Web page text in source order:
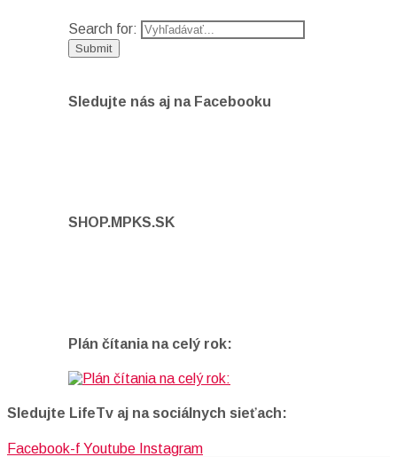
Search for:
Sledujte nás aj na Facebooku
SHOP.MPKS.SK
Plán čítania na celý rok:
Sledujte LifeTv aj na sociálnych sieťach:
Facebook-f Youtube Instagram